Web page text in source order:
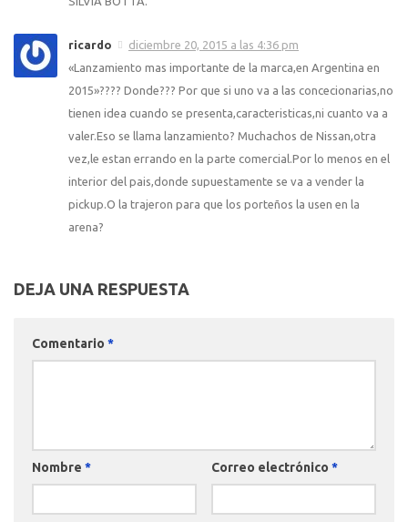
ricardo
diciembre 20, 2015 a las 4:36 pm
«Lanzamiento mas importante de la marca,en Argentina en
2015»???? Donde??? Por que si uno va a las concecionarias,no
tienen idea cuando se presenta,caracteristicas,ni cuanto va a
valer.Eso se llama lanzamiento? Muchachos de Nissan,otra
vez,le estan errando en la parte comercial.Por lo menos en el
interior del pais,donde supuestamente se va a vender la
pickup.O la trajeron para que los porteños la usen en la
arena?
DEJA UNA RESPUESTA
Comentario *
Nombre * Correo electrónico *